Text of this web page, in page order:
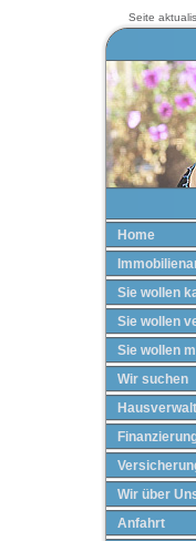
Seite
Home
Sie wollen
Sie wollen
Sie wollen
Wir suchen
Wir über
Anfahrt